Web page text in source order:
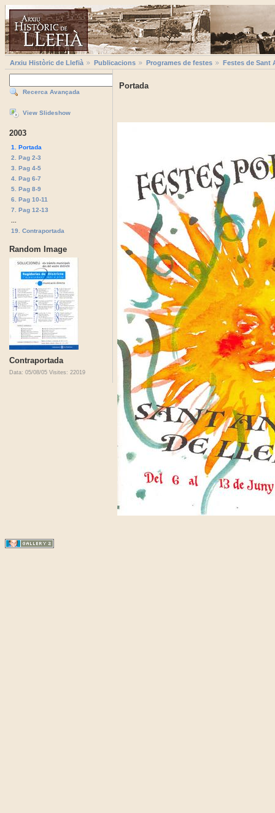
Arxiu Històric de Llefià Publicacions Programes de festes Festes de Sant
Recerca Avançada
View Slideshow
2003
1. Portada
2. Pag 2-3
3. Pag 4-5
4. Pag 6-7
5. Pag 8-9
6. Pag 10-11
7. Pag 12-13
19. Contraportada
Random Image
Contraportada
Data: 05/08/05 Visites: 22019
Portada